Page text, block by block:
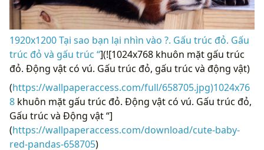
1920x1200 Tại sao bạn lại nhìn vào ?. Gấu trúc đỏ. Gấu
trúc đỏ và gấu trúc “](![1024x768 khuôn mặt gấu trúc
đỏ. Động vật có vú. Gấu trúc đỏ, gấu trúc và động vật)
(https://wallpaperaccess.com/full/658705.jpg)1024x76
8 khuôn mặt gấu trúc đỏ. Động vật có vú. Gấu trúc đỏ,
Gấu trúc và Động vật “]
(https://wallpaperaccess.com/download/cute-baby-
red-pandas-658705)